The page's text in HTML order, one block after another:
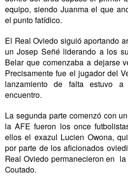
equipo, siendo Juanma el que
el punto fatídico.
El Real Oviedo siguió aportando
un Josep Señé liderando a los
Belar que comenzaba a dejarse
Precisamente fue el jugador del
lanzamiento de falta estuvo
encuentro.
La segunda parte comenzó con
la AFE fueron los once
ellos el exazul Lucien Owona,
por parte de los aficionados
Real Oviedo permanecieron en
Coutado.